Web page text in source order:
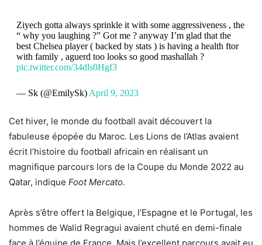
Ziyech gotta always sprinkle it with some aggressiveness , the
“ why you laughing ?” Got me ? anyway I’m glad that the
best Chelsea player ( backed by stats ) is having a health ftor
with family , aguerd too looks so good mashallah ?
pic.twitter.com/34dls0Hgf3
— Sk (@EmilySk) April 9, 2023
Cet hiver, le monde du football avait découvert la
fabuleuse épopée du Maroc. Les Lions de l’Atlas avaient
écrit l’histoire du football africain en réalisant un
magnifique parcours lors de la Coupe du Monde 2022 au
Qatar, indique Foot Mercato.
Après s’être offert la Belgique, l’Espagne et le Portugal, les
hommes de Walid Regragui avaient chuté en demi-finale
face à l’équipe de France. Mais l’excellent parcours avait eu